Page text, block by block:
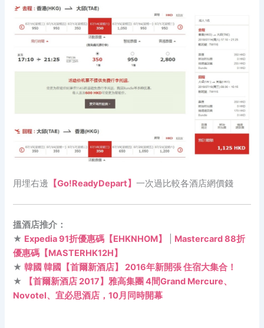
用埋右邊 【Go!ReadyDepart】一次過比較各酒店網價錢
搵酒店推介：
★ Expedia 91折優惠碼【EHKNHOM】
Mastercard 88折
優惠碼【MASTERHK12H】
★韓國 韓國【首爾新酒店】 2016年新開張 住宿大集合！
★
【首爾新酒店 2017】雅高集團 4間Grand Mercure、
Novotel、宜必思酒店，10月同時開幕